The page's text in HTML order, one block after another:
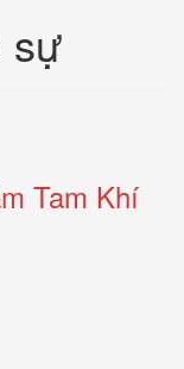
sự
Tam Khí